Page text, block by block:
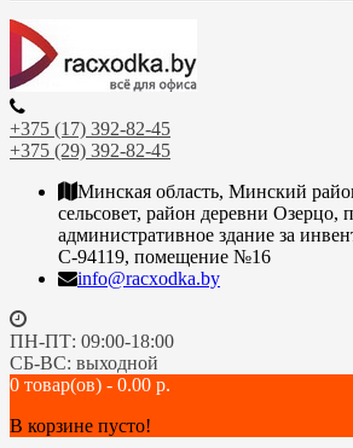
+375 (17) 392-82-45
+375 (29) 392-82-45
Минская область, Минский
сельсовет, район деревни Озерцо,
административное здание за
С-94119, помещение №16
info@racxodka.by
ПН-ПТ: 09:00-18:00
СБ-ВС: выходной
0 товар(ов) - 0.00 р.
В корзине пусто!